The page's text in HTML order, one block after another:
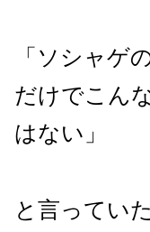
「ソシャゲ
だけでこん
はない」
と言ってい